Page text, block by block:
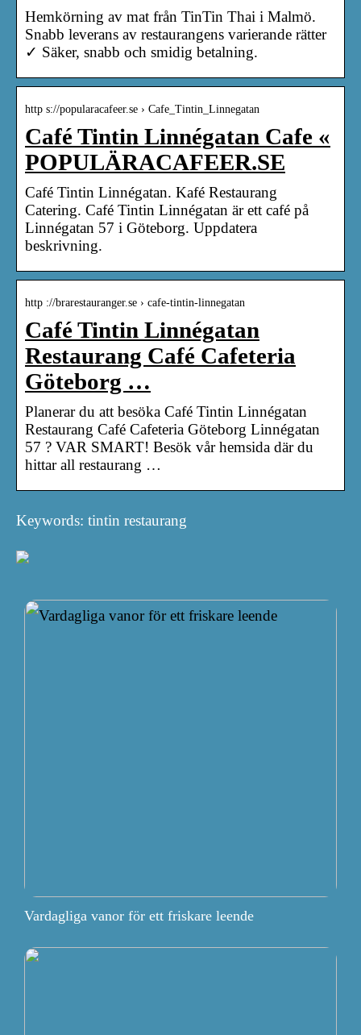
Hemkörning av mat från TinTin Thai i Malmö.
Snabb leverans av restaurangens varierande rätter
✓ Säker, snabb och smidig betalning.
http s://popularacafeer.se › Cafe_Tintin_Linnegatan
Café Tintin Linnégatan Cafe «
POPULÄRACAFEER.SE
Café Tintin Linnégatan. Kafé Restaurang
Catering. Café Tintin Linnégatan är ett café på
Linnégatan 57 i Göteborg. Uppdatera
beskrivning.
http ://brarestauranger.se › cafe-tintin-linnegatan
Café Tintin Linnégatan
Restaurang Café Cafeteria
Göteborg …
Planerar du att besöka Café Tintin Linnégatan
Restaurang Café Cafeteria Göteborg Linnégatan
57 ? VAR SMART! Besök vår hemsida där du
hittar all restaurang …
Keywords: tintin restaurang
Vardagliga vanor för ett friskare leende